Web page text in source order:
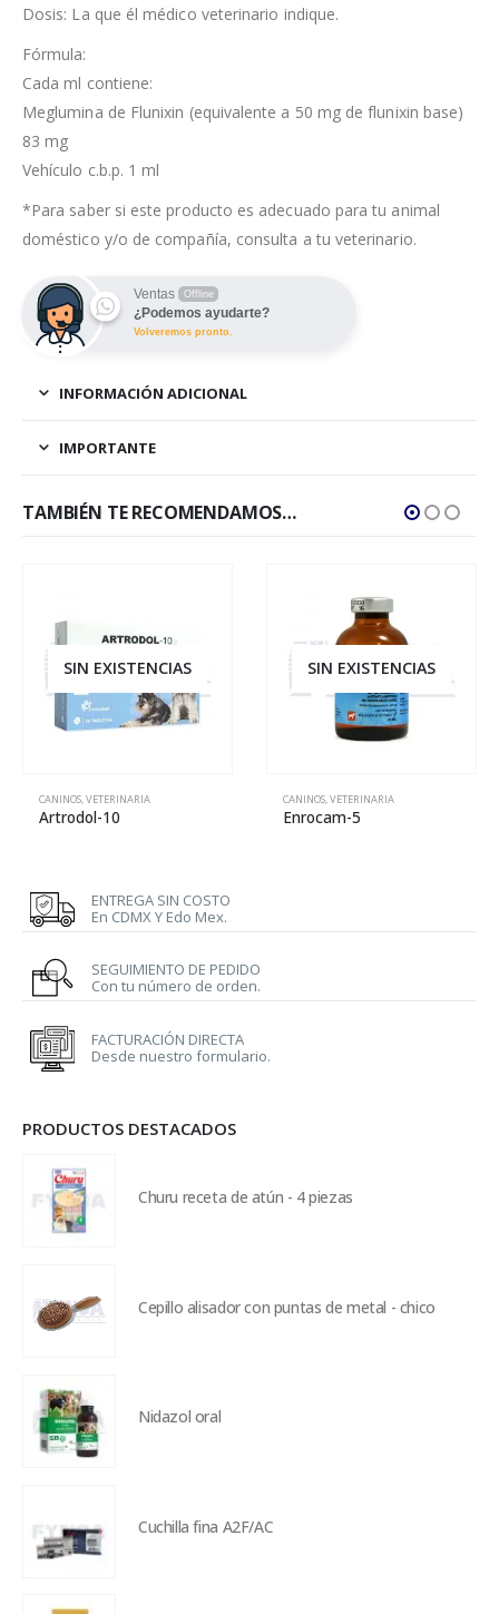
Dosis: La que él médico veterinario indique.
Fórmula:
Cada ml contiene:
Meglumina de Flunixin (equivalente a 50 mg de flunixin base)
83 mg
Vehículo c.b.p. 1 ml
*Para saber si este producto es adecuado para tu animal
doméstico y/o de compañía, consulta a tu veterinario.
Ventas Offline
¿Podemos ayudarte?
Volveremos pronto.
INFORMACIÓN ADICIONAL
IMPORTANTE
TAMBIÉN TE RECOMENDAMOS…
SIN EXISTENCIAS
CANINOS,VETERINARIA
Artrodol-10
SIN EXISTENCIAS
CANINOS,VETERINARIA
Enrocam-5
ENTREGA SIN COSTO
En CDMX Y Edo Mex.
SEGUIMIENTO DE PEDIDO
Con tu número de orden.
FACTURACIÓN DIRECTA
Desde nuestro formulario.
PRODUCTOS DESTACADOS
Churu receta de atún - 4 piezas
Cepillo alisador con puntas de metal - chico
Nidazol oral
Cuchilla fina A2F/AC